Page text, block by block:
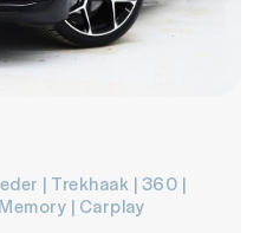
| Trekhaak | 360 |
| Carplay